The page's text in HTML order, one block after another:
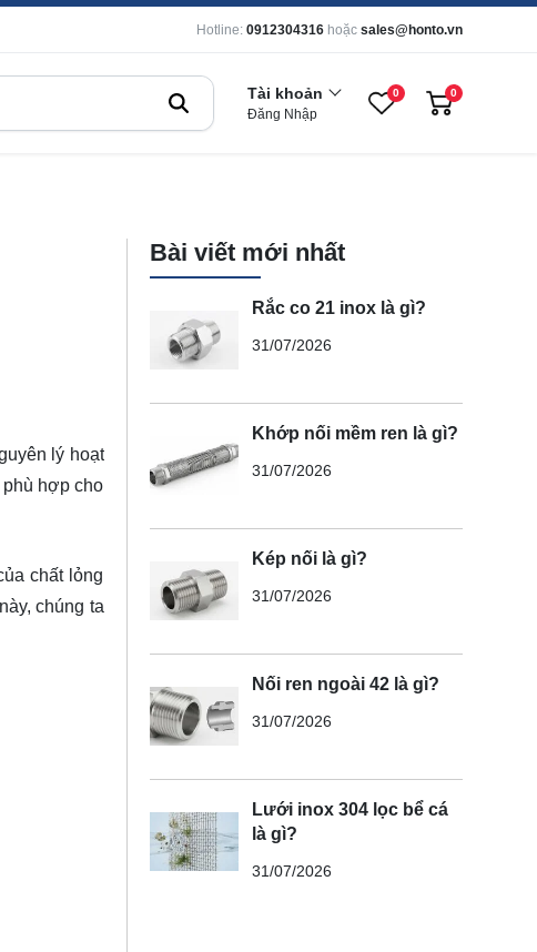
Hotline: 0912304316 hoặc sales@honto.vn
Tài khoản
Đăng Nhập
0 0
lý hoạt
hợp cho
chất lỏng
chúng ta
Bài viết mới nhất
Rắc co 21 inox là gì?
31/07/2026
Khớp nối mềm ren là gì?
31/07/2026
Kép nối là gì?
31/07/2026
Nối ren ngoài 42 là gì?
31/07/2026
Lưới inox 304 lọc bể cá
là gì?
31/07/2026